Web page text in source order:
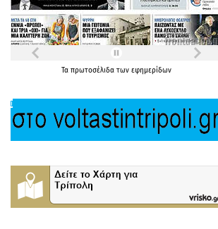
Τα πρωτοσέλιδα των εφημερίδων